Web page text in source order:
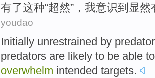
有了这种“超然”， 我意识到 显然
youdao
Initially unrestrained by
predators are likely to be able
overwhelm intended targets.